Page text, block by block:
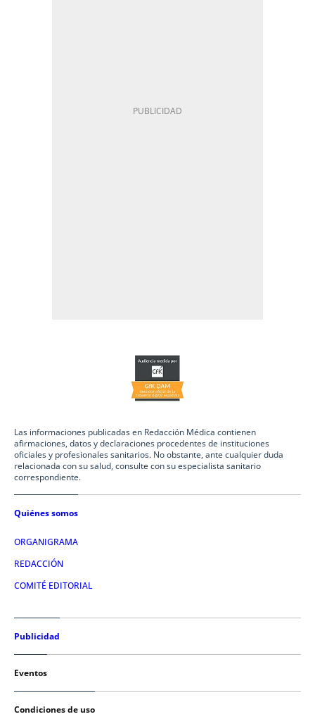
Las informaciones publicadas en Redacción Médica contienen
afirmaciones, datos y declaraciones procedentes de instituciones
oficiales y profesionales sanitarios. No obstante, ante cualquier duda
relacionada con su salud, consulte con su especialista sanitario
correspondiente.
Quiénes somos
ORGANIGRAMA
REDACCIÓN
COMITÉ EDITORIAL
Publicidad
Eventos
Condiciones de uso